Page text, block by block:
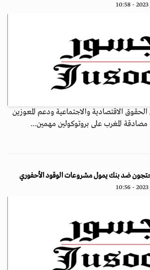
الاقتصادية والاجتماعية ودعم المعوزين
المغرب على بروتوكولين مهمين...
يحتجون ضد بنك يمول مشروعات الوقود الأحفوري